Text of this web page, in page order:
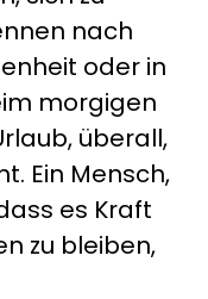
nach
oder in
morgigen
überall,
Ein Mensch,
es Kraft
zu bleiben,